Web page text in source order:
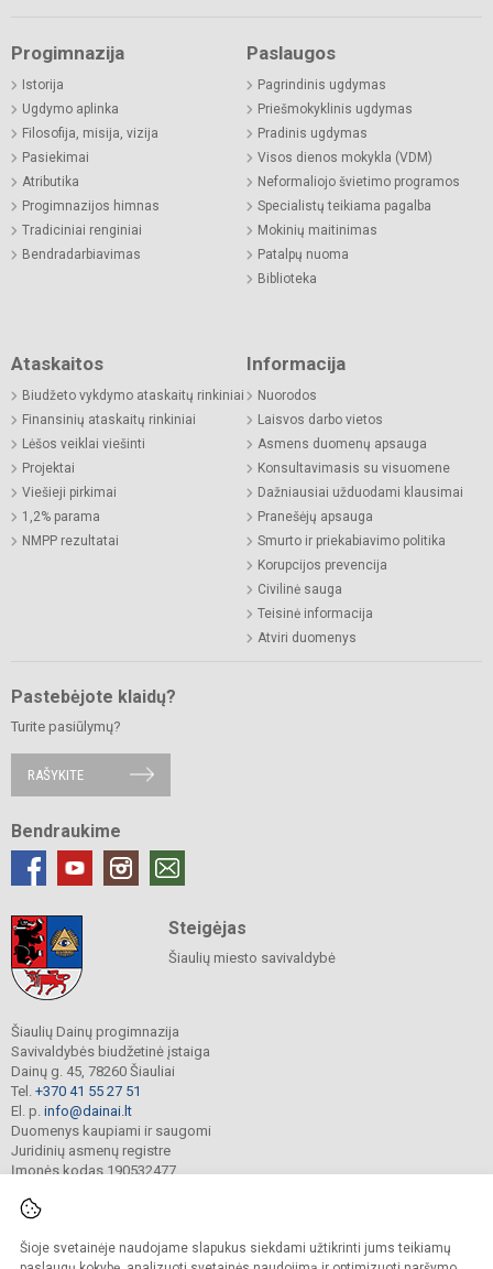
Šioje svetainėje naudojame slapukus siekdami užtikrinti jums teikiamų
Progimnazija
Istorija
Ugdymo aplinka
Filosofija, misija, vizija
Pasiekimai
Atributika
Progimnazijos himnas
Tradiciniai renginiai
Bendradarbiavimas
Paslaugos
Pagrindinis ugdymas
Priešmokyklinis ugdymas
Pradinis ugdymas
Visos dienos mokykla (VDM)
Neformaliojo švietimo programos
Specialistų teikiama pagalba
Mokinių maitinimas
Patalpų nuoma
Biblioteka
Ataskaitos
Biudžeto vykdymo ataskaitų rinkiniai
Finansinių ataskaitų rinkiniai
Lėšos veiklai viešinti
Projektai
Viešieji pirkimai
1,2% parama
NMPP rezultatai
Informacija
Nuorodos
Laisvos darbo vietos
Asmens duomenų apsauga
Konsultavimasis su visuomene
Dažniausiai užduodami klausimai
Pranešėjų apsauga
Smurto ir priekabiavimo politika
Korupcijos prevencija
Civilinė sauga
Teisinė informacija
Atviri duomenys
Pastebėjote klaidų?
Turite pasiūlymų?
RAŠYKITE
Bendraukime
Steigėjas
Šiaulių miesto savivaldybė
Šiaulių Dainų progimnazija
Savivaldybės biudžetinė įstaiga
Dainų g. 45, 78260 Šiauliai
Tel. +370 41 55 27 51
El. p. info@dainai.lt
Duomenys kaupiami ir saugomi
Juridinių asmenų registre
Įmonės kodas 190532477
© 2023. Šiaulių Dainų progimnazija. Visos teisės saugomos.
Kopijuoti turinį be raštiško gimnazijos sutikimo griežtai draudžiama.